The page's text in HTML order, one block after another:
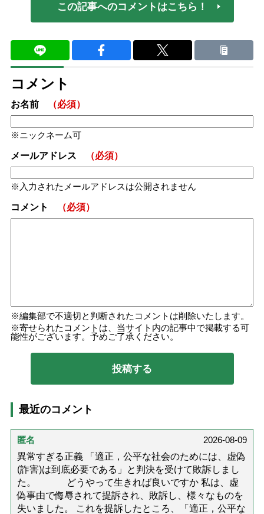
この記事へのコメントはこちら！
コメント
お名前 （必須）
ニックネーム可
メールアドレス （必須）
入力されたメールアドレスは公開されません
コメント （必須）
編集部で不適切と判断されたコメントは削除いたします。
寄せられたコメントは、当サイト内の記事中で掲載する可
能性がございます。予めご了承ください。
最近のコメント
匿名
2026-08-09
異常すぎる正義 「適正，公平な社会のためには、虚偽
(詐害)は到底必要である」と判決を受けて敗訴しまし
た。 どうやって生きれば良いですか 私は、虚
偽事由で侮辱されて提訴され、敗訴し、様々なものを
失いました。 これを提訴したところ、「適正，公平な